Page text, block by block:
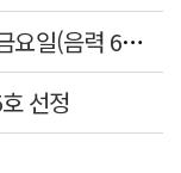
[더사주 오늘의 띠별 운세] <8월 7일 금요일(음력 6월25일)>
선정